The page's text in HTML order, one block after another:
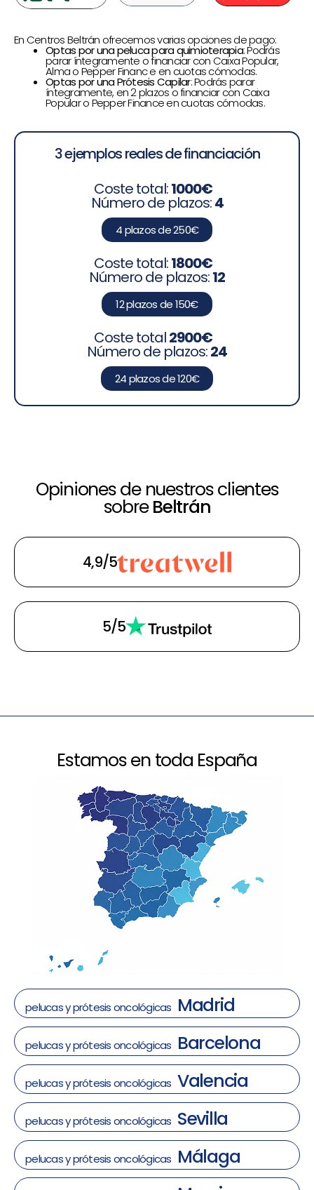
En Centros Beltrán ofrecemos varias opciones de pago:
Optas por una peluca para quimioterapia: Podrás
parar íntegramente o financiar con Caixa Popular,
Alma o Pepper Financ e en cuotas cómodas.
Optas por una Prótesis Capilar: Podrás parar
íntegramente, en 2 plazos o financiar con Caixa
Popular o Pepper Finance en cuotas cómodas.
3 ejemplos reales de financiación
Coste total:1000€
Número de plazos:4
4 plazos de 250€
Coste total:1800€
Número de plazos:12
12 plazos de 150€
Coste total2900€
Número de plazos:24
24 plazos de 120€
Opiniones de nuestros clientes
sobreBeltrán
4,9/5
5/5
Estamos en toda España
pelucas y prótesis oncológicas Madrid
pelucas y prótesis oncológicas Barcelona
pelucas y prótesis oncológicas Valencia
pelucas y prótesis oncológicas Sevilla
pelucas y prótesis oncológicas Málaga